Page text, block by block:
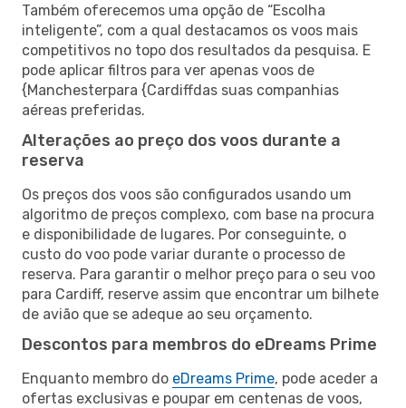
Também oferecemos uma opção de “Escolha
inteligente”, com a qual destacamos os voos mais
competitivos no topo dos resultados da pesquisa. E
pode aplicar filtros para ver apenas voos de
{Manchesterpara {Cardiffdas suas companhias
aéreas preferidas.
Alterações ao preço dos voos durante a
reserva
Os preços dos voos são configurados usando um
algoritmo de preços complexo, com base na procura
e disponibilidade de lugares. Por conseguinte, o
custo do voo pode variar durante o processo de
reserva. Para garantir o melhor preço para o seu voo
para Cardiff, reserve assim que encontrar um bilhete
de avião que se adeque ao seu orçamento.
Descontos para membros do eDreams Prime
Enquanto membro do eDreams Prime, pode aceder a
ofertas exclusivas e poupar em centenas de voos,